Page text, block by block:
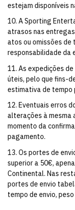
estejam disponíveis
10. A Sporting
atrasos nas
atos ou omissões de
responsabilidade da
11. As expedições
úteis, pelo que fins-
estimativa de tempo
12. Eventuais erros
alterações à mesma
momento da
pagamento.
13. Os portes de
superior a 50€,
Continental. Nas
portes de envio
tempo de envio,